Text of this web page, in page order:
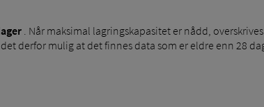
. Når maksimal lagringskapasitet er nådd,
derfor mulig at det finnes data som er eldre enn 28